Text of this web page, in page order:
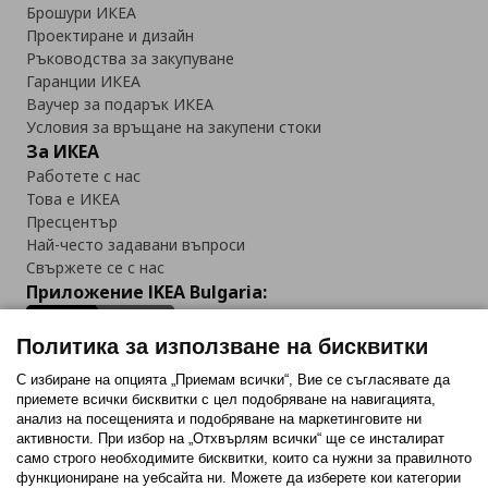
Брошури ИКЕА
Проектиране и дизайн
Ръководства за закупуване
Гаранции ИКЕА
Ваучер за подарък ИКЕА
Условия за връщане на закупени стоки
За ИКЕА
Работете с нас
Това е ИКЕА
Пресцентър
Най-често задавани въпроси
Свържете се с нас
Приложение IKEA Bulgaria:
Последвайте ни:
FacebookTwitterYoutubePinterestInstagram
Политика за използване на бисквитки
С избиране на опцията „Приемам всички“, Вие се съгласявате да
приемете всички бисквитки с цел подобряване на навигацията,
анализ на посещенията и подобряване на маркетинговите ни
активности. При избор на „Отхвърлям всички“ ще се инсталират
само строго необходимитe бисквитки, които са нужни за правилното
функциониране на уебсайта ни. Можете да изберете кои категории